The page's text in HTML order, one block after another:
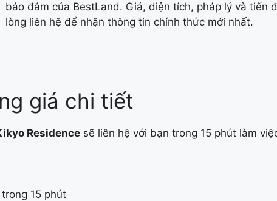
bảo đảm của BestLand. Giá, diện tích, pháp lý và tiến
lòng liên hệ để nhận thông tin chính thức mới nhất.
giá chi tiết
Residence sẽ liên hệ với bạn trong 15 phút làm
15 phút